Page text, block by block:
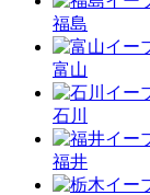
福島
富山
石川
福井